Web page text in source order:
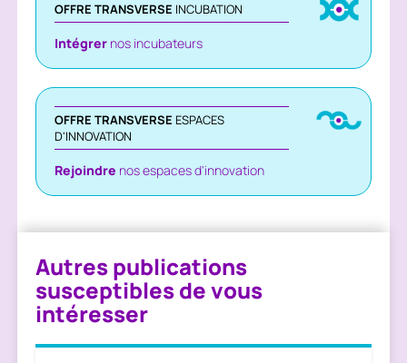
OFFRE TRANSVERSE INCUBATION
Intégrer nos incubateurs
OFFRE TRANSVERSE ESPACES
D'INNOVATION
Rejoindre nos espaces d'innovation
Autres publications
susceptibles de vous
intéresser